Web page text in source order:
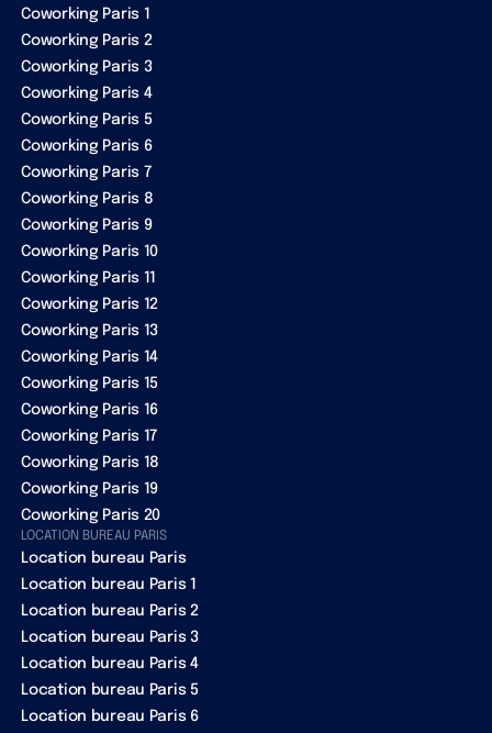
Coworking Paris 1
Coworking Paris 2
Coworking Paris 3
Coworking Paris 4
Coworking Paris 5
Coworking Paris 6
Coworking Paris 7
Coworking Paris 8
Coworking Paris 9
Coworking Paris 10
Coworking Paris 11
Coworking Paris 12
Coworking Paris 13
Coworking Paris 14
Coworking Paris 15
Coworking Paris 16
Coworking Paris 17
Coworking Paris 18
Coworking Paris 19
Coworking Paris 20
LOCATION BUREAU PARIS
Location bureau Paris
Location bureau Paris 1
Location bureau Paris 2
Location bureau Paris 3
Location bureau Paris 4
Location bureau Paris 5
Location bureau Paris 6